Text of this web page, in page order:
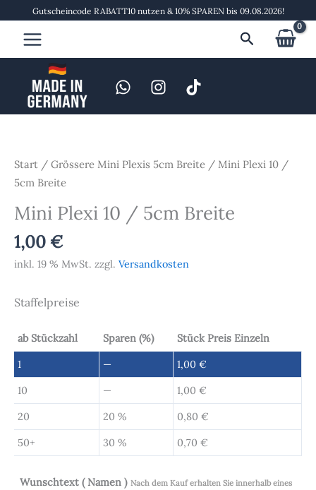
springen
Gutscheincode RABATT10 nutzen & 10% SPAREN bis 09.08.2026!
Suchen
Start / Grössere Mini Plexis 5cm Breite / Mini Plexi 10 /
5cm Breite
Mini Plexi 10 / 5cm Breite
1,00€
inkl. 19 % MwSt. zzgl. Versandkosten
Staffelpreise
ab Stückzahl Sparen (%) Stück Preis Einzeln
1 — 1,00 €
10 — 1,00 €
20 20 % 0,80 €
50+ 30 % 0,70 €
Wunschtext ( Namen ) Nach dem Kauf erhalten Sie innerhalb eines
10
/
Breite
Menge